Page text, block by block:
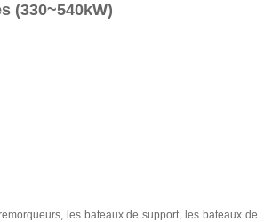
(330~540kW)
les bateaux de support, les bateaux de